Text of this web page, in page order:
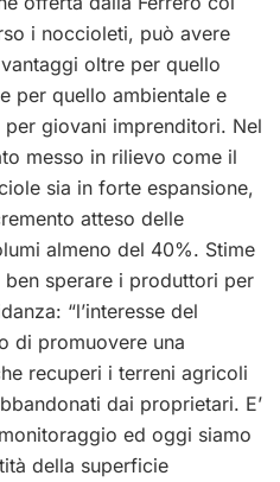
i noccioleti, può avere
oltre per quello
per quello ambientale e
giovani imprenditori. Nel
messo in rilievo come il
sia in forte espansione,
atteso delle
almeno del 40%. Stime
sperare i produttori per
“l’interesse del
di promuovere una
recuperi i terreni agricoli
dai proprietari. E’
ed oggi siamo
della superficie